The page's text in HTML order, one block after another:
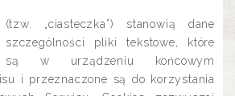
„ciasteczka”) stanowią dane
pliki tekstowe, które
są w urządzeniu końcowym
i przeznaczone są do korzystania